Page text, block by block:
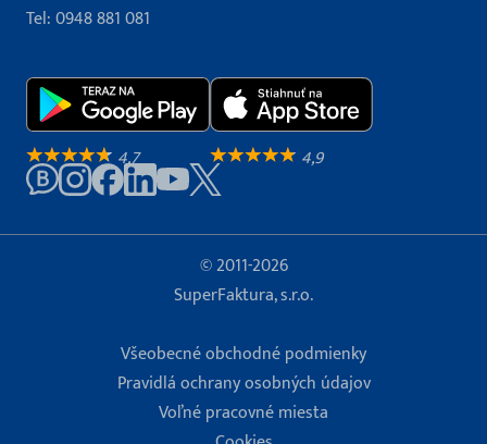
Tel:0948 881 081
4,7 4,9
© 2011-2026
SuperFaktura, s.r.o.
Všeobecné obchodné podmienky
Pravidlá ochrany osobných údajov
Voľné pracovné miesta